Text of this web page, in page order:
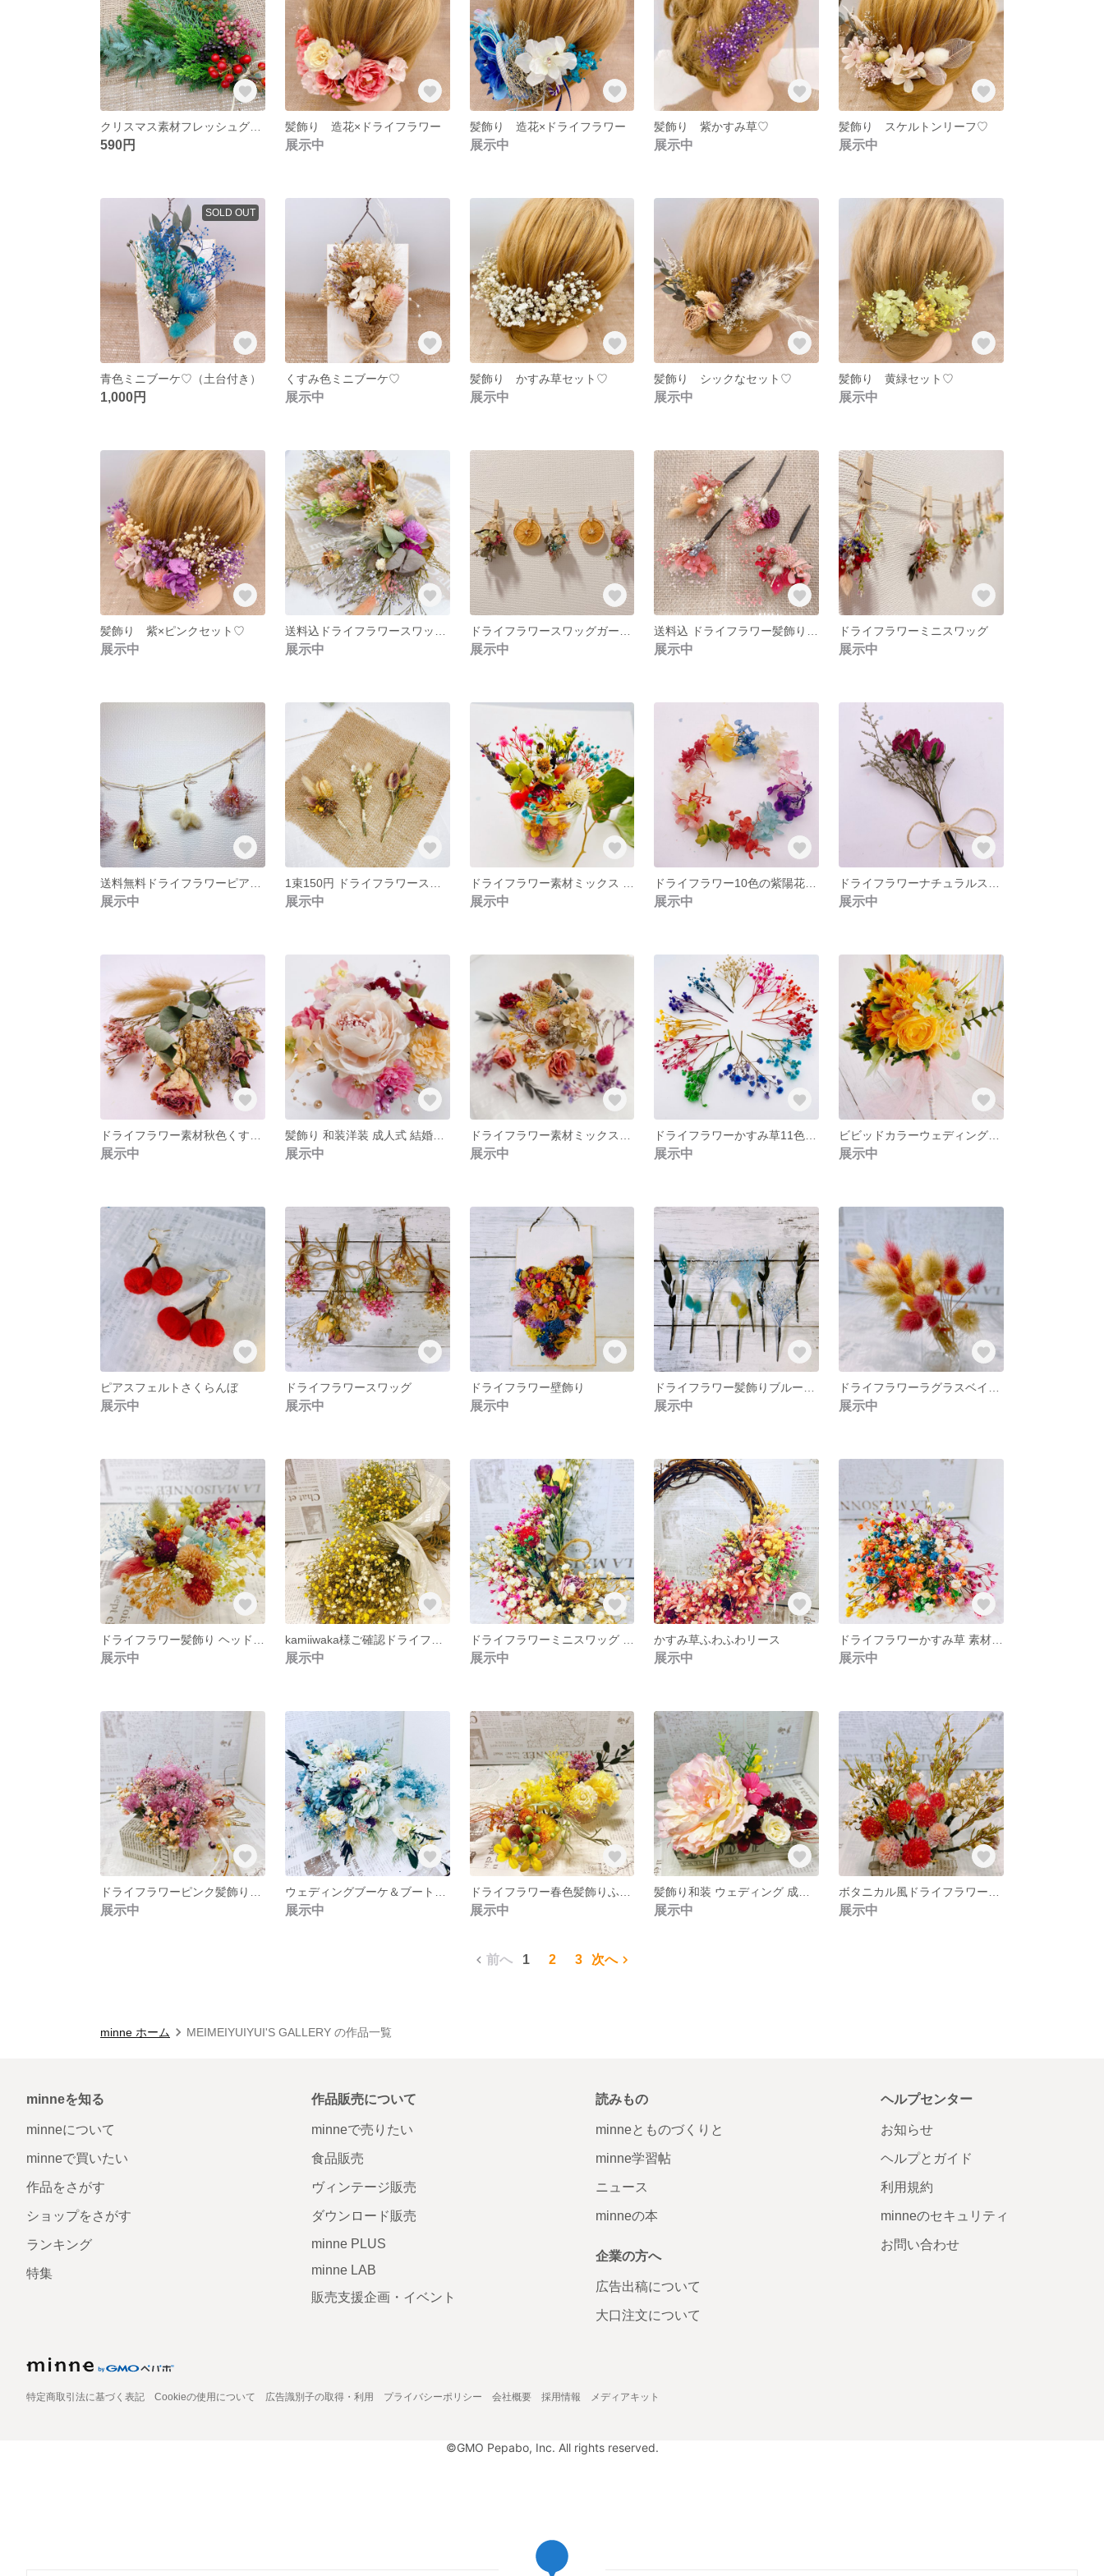
590円
髪飾り 造花×ドライフラワー
展示中
髪飾り 造花×ドライフラワー
展示中
髪飾り 紫かすみ草♡
展示中
髪飾り スケルトンリーフ♡
展示中
SOLD OUT
青色ミニブーケ♡（土台付き）
1,000円
くすみ色ミニブーケ♡
展示中
髪飾り かすみ草セット♡
展示中
髪飾り シックなセット♡
展示中
髪飾り 黄緑セット♡
展示中
髪飾り 紫×ピンクセット♡
展示中 展示中 展示中 展示中
ドライフラワーミニスワッグ
展示中
展示中 展示中 展示中 展示中 展示中
展示中
髪飾り 和装洋装 成人式 結婚式 ヘッドドレス
展示中 展示中 展示中 展示中
ピアスフェルトさくらんぼ
展示中
ドライフラワースワッグ
展示中
ドライフラワー壁飾り
展示中 展示中 展示中
展示中 展示中 展示中
かすみ草ふわふわリース
展示中 展示中
展示中 展示中 展示中 展示中 展示中
前へ 1 2 3 次へ
minne ホーム MEIMEIYUIYUI'S GALLERY の作品一覧
minneを知る
minneについて
minneで買いたい
作品をさがす
ショップをさがす
ランキング
特集
作品販売について
minneで売りたい
食品販売
ヴィンテージ販売
ダウンロード販売
minne PLUS
minne LAB
販売支援企画・イベント
読みもの
minneとものづくりと
minne学習帖
ニュース
minneの本
企業の方へ
広告出稿について
大口注文について
ヘルプセンター
お知らせ
ヘルプとガイド
利用規約
minneのセキュリティ
お問い合わせ
特定商取引法に基づく表記 Cookieの使用について 広告識別子の取得・利用 プライバシーポリシー 会社概要 採用情報 メディアキット
©GMO Pepabo, Inc. All rights reserved.